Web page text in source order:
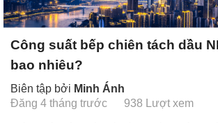
Công suất bếp chiên tách dầu
bao nhiêu?
Biên tập bởi Minh Ánh
Đăng 4 tháng trước
938 Lượt xem